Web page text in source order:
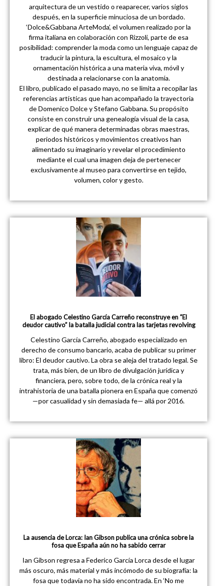
arquitectura de un vestido o reaparecer, varios siglos
después, en la superficie minuciosa de un bordado.
‘Dolce&Gabbana ArteModa’, el volumen realizado por la
firma italiana en colaboración con Rizzoli, parte de esa
posibilidad: comprender la moda como un lenguaje capaz de
traducir la pintura, la escultura, el mosaico y la
ornamentación histórica a una materia viva, móvil y
destinada a relacionarse con la anatomía.
El libro, publicado el pasado mayo, no se limita a recopilar las
referencias artísticas que han acompañado la trayectoria
de Domenico Dolce y Stefano Gabbana. Su propósito
consiste en construir una genealogía visual de la casa,
explicar de qué manera determinadas obras maestras,
periodos históricos y movimientos creativos han
alimentado su imaginario y revelar el procedimiento
mediante el cual una imagen deja de pertenecer
exclusivamente al museo para convertirse en tejido,
volumen, color y gesto.
El abogado Celestino García Carreño reconstruye en “El
deudor cautivo” la batalla judicial contra las tarjetas revolving
Celestino García Carreño, abogado especializado en
derecho de consumo bancario, acaba de publicar su primer
libro: El deudor cautivo. La obra se aleja del tratado legal. Se
trata, más bien, de un libro de divulgación jurídica y
financiera, pero, sobre todo, de la crónica real y la
intrahistoria de una batalla pionera en España que comenzó
—por casualidad y sin demasiada fe— allá por 2016.
La ausencia de Lorca: Ian Gibson publica una crónica sobre la
fosa que España aún no ha sabido cerrar
Ian Gibson regresa a Federico García Lorca desde el lugar
más oscuro, más material y más incómodo de su biografía: la
fosa que todavía no ha sido encontrada. En ‘No me